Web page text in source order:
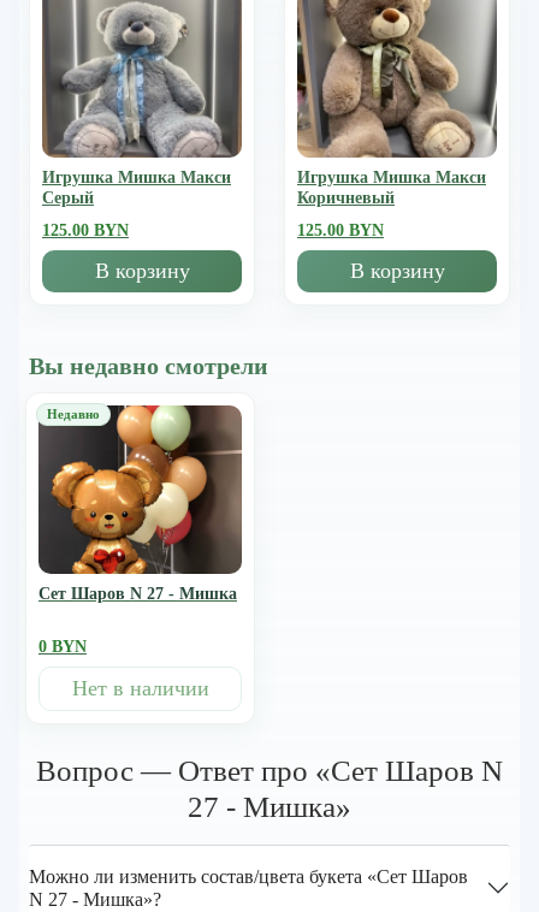
Игрушка Мишка Mакси
Серый
125.00 BYN
В корзину
Игрушка Мишка Mакси
Коричневый
125.00 BYN
В корзину
Вы недавно смотрели
Сет Шаров N 27 - Мишка
0 BYN
Нет в наличии
Вопрос — Ответ про «Сет Шаров N
27 - Мишка»
Можно ли изменить состав/цвета букета «Сет Шаров
N 27 - Мишка»?